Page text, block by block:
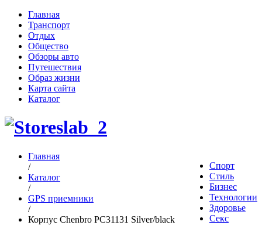
Главная
Транспорт
Отдых
Общество
Обзоры авто
Путешествия
Образ жизни
Карта сайта
Каталог
Спорт
Стиль
Бизнес
Технологии
Здоровье
Секс
Главная
/
Каталог
/
GPS приемники
/
Корпус Chenbro PC31131 Silver/black